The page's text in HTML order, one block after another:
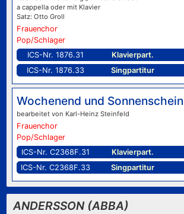
a cappella oder mit Klavier
Satz: Otto Groll
Frauenchor
Pop/Schlager
ICS-Nr. 1876.31
Klavierpart.
ICS-Nr. 1876.33
Singpartitur
Wochenend und Sonnenschein
bearbeitet von Karl-Heinz Steinfeld
Frauenchor
Pop/Schlager
ICS-Nr. C2368F.31
Klavierpart.
ICS-Nr. C2368F.33
Singpartitur
ANDERSSON (ABBA)